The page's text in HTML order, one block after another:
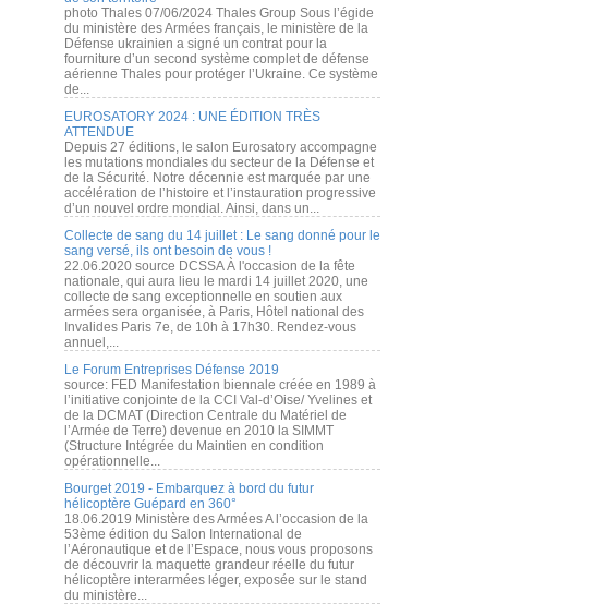
photo Thales 07/06/2024 Thales Group Sous l’égide
du ministère des Armées français, le ministère de la
Défense ukrainien a signé un contrat pour la
fourniture d’un second système complet de défense
aérienne Thales pour protéger l’Ukraine. Ce système
de...
EUROSATORY 2024 : UNE ÉDITION TRÈS
ATTENDUE
Depuis 27 éditions, le salon Eurosatory accompagne
les mutations mondiales du secteur de la Défense et
de la Sécurité. Notre décennie est marquée par une
accélération de l’histoire et l’instauration progressive
d’un nouvel ordre mondial. Ainsi, dans un...
Collecte de sang du 14 juillet : Le sang donné pour le
sang versé, ils ont besoin de vous !
22.06.2020 source DCSSA À l'occasion de la fête
nationale, qui aura lieu le mardi 14 juillet 2020, une
collecte de sang exceptionnelle en soutien aux
armées sera organisée, à Paris, Hôtel national des
Invalides Paris 7e, de 10h à 17h30. Rendez-vous
annuel,...
Le Forum Entreprises Défense 2019
source: FED Manifestation biennale créée en 1989 à
l’initiative conjointe de la CCI Val-d’Oise/ Yvelines et
de la DCMAT (Direction Centrale du Matériel de
l’Armée de Terre) devenue en 2010 la SIMMT
(Structure Intégrée du Maintien en condition
opérationnelle...
Bourget 2019 - Embarquez à bord du futur
hélicoptère Guépard en 360°
18.06.2019 Ministère des Armées A l’occasion de la
53ème édition du Salon International de
l’Aéronautique et de l’Espace, nous vous proposons
de découvrir la maquette grandeur réelle du futur
hélicoptère interarmées léger, exposée sur le stand
du ministère...